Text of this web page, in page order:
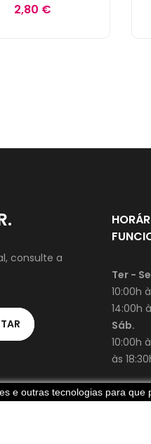
2,80 €
consulte a
Ter -
10:00h
14:00h
Sáb.
10:00h
às
e outras tecnologias para